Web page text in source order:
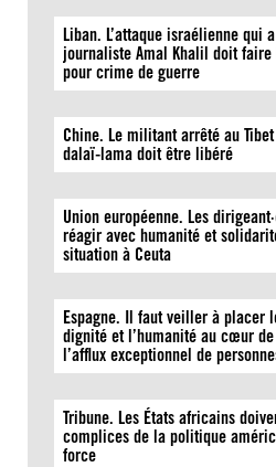
Liban. L’attaque israélienne qui
journaliste Amal Khalil doit faire
pour crime de guerre
Chine. Le militant arrêté au
dalaï-lama doit être libéré
Union européenne. Les
réagir avec humanité et
situation à Ceuta
Espagne. Il faut veiller à placer
dignité et l’humanité au cœur
l’afflux exceptionnel de
Tribune. Les États africains
complices de la politique
force